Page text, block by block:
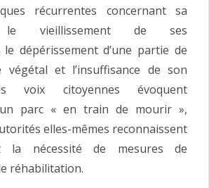
récurrentes concernant sa
le vieillissement de ses
dépérissement d’une partie de
végétal et l’insuffisance de son
voix citoyennes évoquent
parc « en train de mourir »,
elles-mêmes reconnaissent
la nécessité de mesures de
réhabilitation.